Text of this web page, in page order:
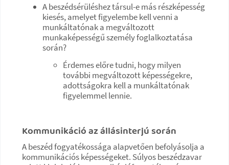
A beszédsérüléshez társul-e más részképesség
kiesés, amelyet figyelembe kell venni a
munkáltatónak a megváltozott
munkaképességű személy foglalkoztatása
során?
Érdemes előre tudni, hogy milyen
további megváltozott képességekre,
adottságokra kell a munkáltatónak
figyelemmel lennie.
Kommunikáció az állásinterjú során
A beszéd fogyatékossága alapvetően befolyásolja a
kommunikációs képességeket. Súlyos beszédzavar